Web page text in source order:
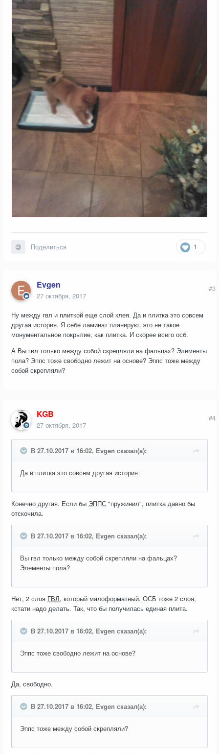
1
Поделиться
Evgen
27 октября, 2017
#3
Ну между гвл и плиткой еще слой клея. Да и плитка это совсем
другая история. Я себе ламинат планирую, это не такое
монументальное покрытие, как плитка. И скорее всего осб.
А Вы гвл только между собой скрепляли на фальцах? Элементы
пола? Эппс тоже свободно лежит на основе? Эппс тоже между
собой скрепляли?
KGB
27 октября, 2017
#4
В 27.10.2017 в 16:02, Evgen сказал(а):
Да и плитка это совсем другая история
Конечно другая. Если бы ЭППС "пружинил", плитка давно бы
отскочила.
В 27.10.2017 в 16:02, Evgen сказал(а):
Вы гвл только между собой скрепляли на фальцах?
Элементы пола?
Нет, 2 слоя ГВЛ, который малоформатный. ОСБ тоже 2 слоя,
кстати надо делать. Так, что бы получилась единая плита.
В 27.10.2017 в 16:02, Evgen сказал(а):
Эппс тоже свободно лежит на основе?
Да, свободно.
В 27.10.2017 в 16:02, Evgen сказал(а):
Эппс тоже между собой скрепляли?